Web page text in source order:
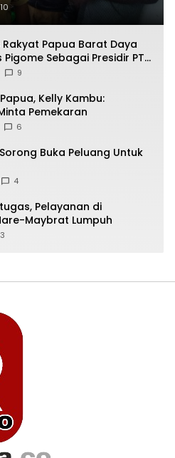
10
Rakyat Papua Barat Daya
Pigome Sebagai Presidir PT
9
Kelly Kambu:
Pemekaran
6
Sorong Buka Peluang Untuk
4
Pelayanan di
Maybrat Lumpuh
3